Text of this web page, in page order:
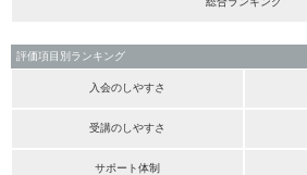
評価項目別ランキング
入会のしやすさ
受講のしやすさ
サポート体制